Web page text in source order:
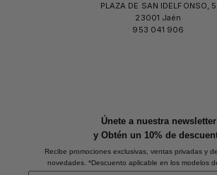
PLAZA DE SAN IDELFONSO, 5
23001 Jaén
953 041 906
Únete a nuestra newsletter
y Obtén un 10% de
Recibe promociones exclusivas, ventas privadas y
novedades. *Descuento aplicable en los modelos